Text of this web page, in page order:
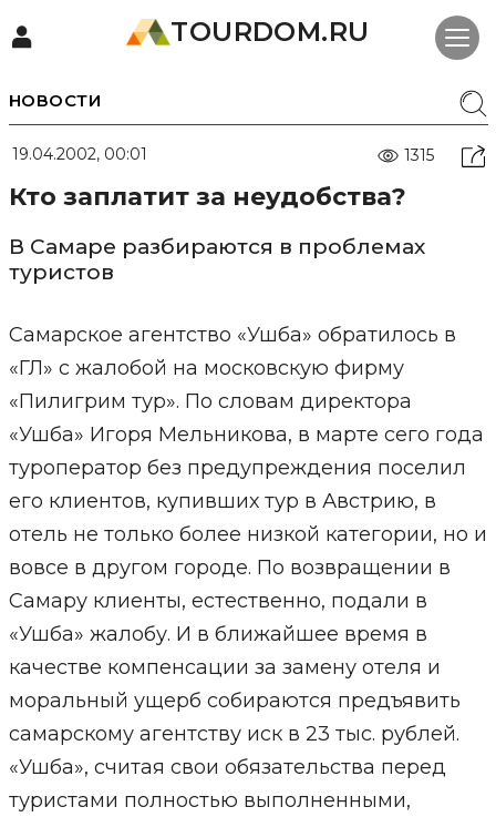
TOURDOM.RU
НОВОСТИ
19.04.2002, 00:01 1315
Кто заплатит за неудобства?
В Самаре разбираются в проблемах
туристов
Самарское агентство «Ушба» обратилось в
«ГЛ» с жалобой на московскую фирму
«Пилигрим тур». По словам директора
«Ушба» Игоря Мельникова, в марте сего года
туроператор без предупреждения поселил
его клиентов, купивших тур в Австрию, в
отель не только более низкой категории, но и
вовсе в другом городе. По возвращении в
Самару клиенты, естественно, подали в
«Ушба» жалобу. И в ближайшее время в
качестве компенсации за замену отеля и
моральный ущерб собираются предъявить
самарскому агентству иск в 23 тыс. рублей.
«Ушба», считая свои обязательства перед
туристами полностью выполненными,